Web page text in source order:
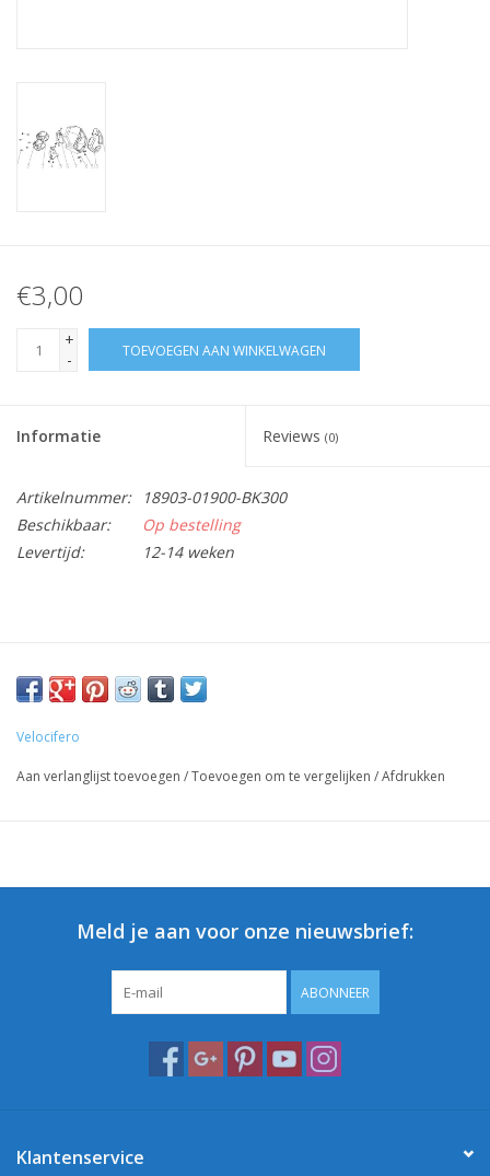
€3,00
+
-
TOEVOEGEN AAN WINKELWAGEN
Informatie Reviews (0)
Artikelnummer:
18903-01900-BK300
Beschikbaar:
Op bestelling
Levertijd:
12-14 weken
Velocifero
Aan verlanglijst toevoegen /Toevoegen om te vergelijken /Afdrukken
Meld je aan voor onze nieuwsbrief:
ABONNEER
Klantenservice